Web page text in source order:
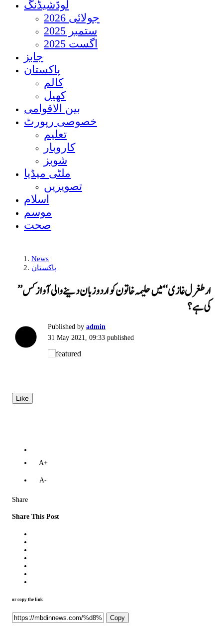
لوڈشیڈنگ
جولائی 2026
ستمبر 2025
اگست 2025
جابز
پاکستان
کالم
کھیل
بین الاقوامی
خصوصی رپورٹ
تعلیم
کاروبار
شوبز
ملٹی میڈیا
تصویریں
اسلام
موسم
صحت
News
پاکستان
’’ارطغرل غازی‘‘ میں حلیمہ خاتون کو اردو زبان دینے والی آواز کس
کی ہے؟
Published by admin
31 May 2021, 09:33 published
Like
A+
A-
Share
Share This Post
or copy the link
Copy